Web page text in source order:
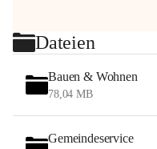
Dateien
Bauen & Wohnen
78,04 MB
Gemeindeservice